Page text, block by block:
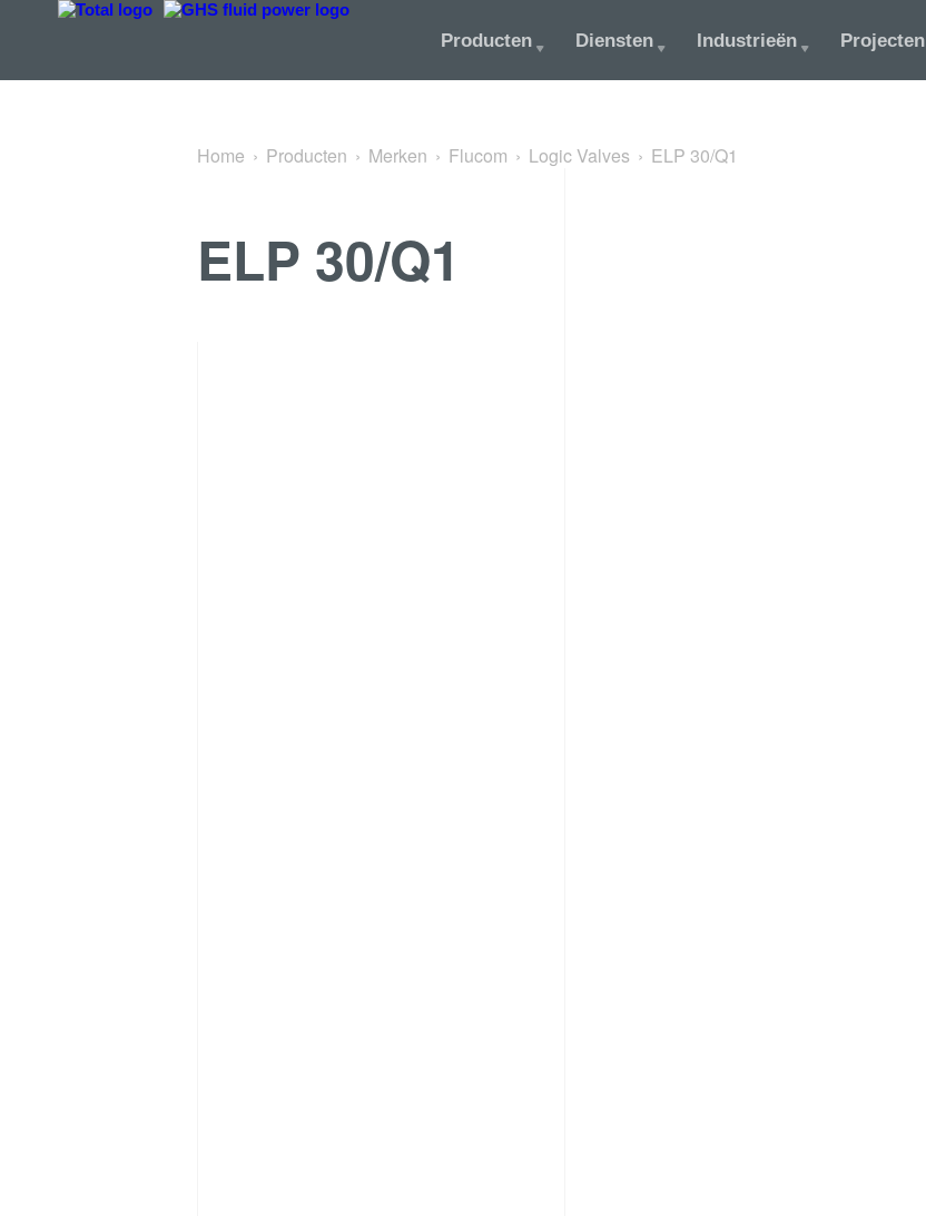
Terug naar Logic Valves
Home Producten Merken Flucom Logic Valves ELP 30/Q1
ELP 30/Q1
Producten Diensten Industrieën Projecten